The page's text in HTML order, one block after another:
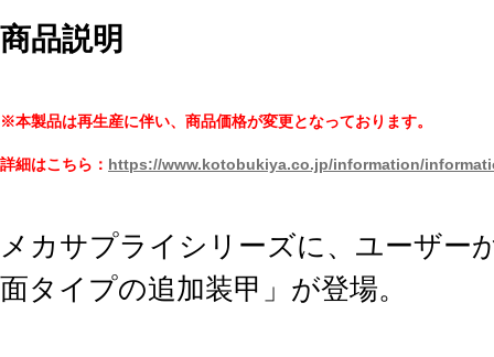
商品説明
※本製品は再生産に伴い、商品価格が変更となっております。
詳細はこちら： https://www.kotobukiya.co.jp/information/
メカサプライシリーズに、ユーザー
面タイプの追加装甲」が登場。